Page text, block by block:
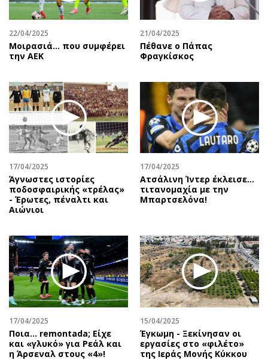
Περιβάλλον
Ελλάδα
Κόσμος
Παράξενα
Σινεμά
Θέατρο-Χορός
Μουσική
Εικαστικά
Χειρόγραφα
Ταξίδια
Συνταγές
Έξοδος
Media
Wine routes
Podcasts
Uncut
Προσφορές
Επιστολές
22/04/2025
Μοιρασιά… που συμφέρει
την ΑΕΚ
21/04/2025
Πέθανε ο Πάπας
Φραγκίσκος
17/04/2025
Άγνωστες ιστορίες
ποδοσφαιρικής «τρέλας»
- Έρωτες, πέναλτι και
Αιώνιοι
17/04/2025
Ατσάλινη Ίντερ έκλεισε…
τιτανομαχία με την
Μπαρτσελόνα!
17/04/2025
Ποια… remontada; Είχε
και «γλυκό» για Ρεάλ και
η Άρσεναλ στους «4»!
15/04/2025
Έγκωμη - Ξεκίνησαν οι
εργασίες στο «φιλέτο»
της Ιεράς Μονής Κύκκου